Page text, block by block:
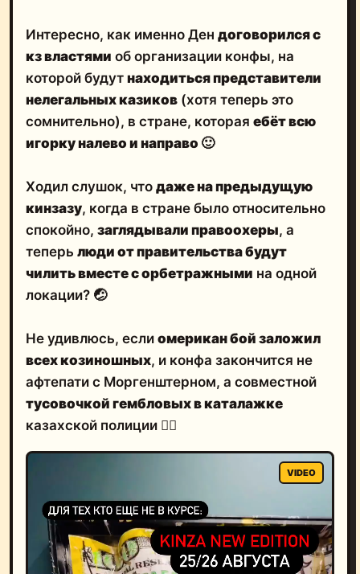
Интересно, как именно Ден договорился с
кз властями об организации конфы, на
которой будут находиться представители
нелегальных казиков (хотя теперь это
сомнительно), в стране, которая ебёт всю
игорку налево и направо 🙂
Ходил слушок, что даже на предыдущую
кинзазу, когда в стране было относительно
спокойно, заглядывали правоохеры, а
теперь люди от правительства будут
чилить вместе с орбетражными на одной
локации? 🤕
Не удивлюсь, если омерикан бой заложил
всех козиношных, и конфа закончится не
афтепати с Моргенштерном, а совместной
тусовочкой гембловых в каталажке
казахской полиции 🤷‍♂️